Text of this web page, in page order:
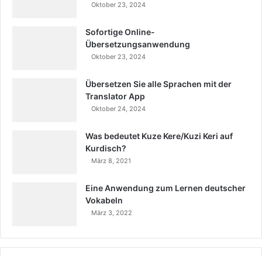
Oktober 23, 2024
Sofortige Online-
Übersetzungsanwendung
Oktober 23, 2024
Übersetzen Sie alle Sprachen mit der
Translator App
Oktober 24, 2024
Was bedeutet Kuze Kere/Kuzi Keri auf
Kurdisch?
März 8, 2021
Eine Anwendung zum Lernen deutscher
Vokabeln
März 3, 2022